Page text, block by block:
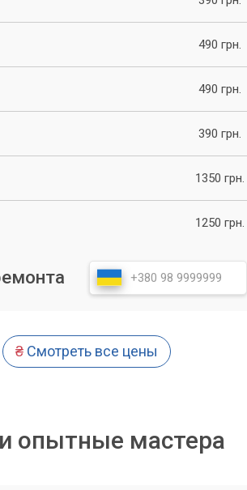
работы. Мы ценим каждого клиента и
которая поможет сохранить ваше
обеспечив ему надежное
490 грн.
490 грн.
390 грн.
1350 грн.
1250 грн.
₴ Смотреть все цены
опытные мастера